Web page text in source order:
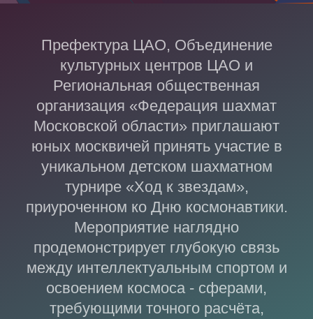
Префектура ЦАО, Объединение
культурных центров ЦАО и
Региональная общественная
организация «Федерация шахмат
Московской области» приглашают
юных москвичей принять участие в
уникальном детском шахматном
турнире «Ход к звездам»,
приуроченном ко Дню космонавтики.
Мероприятие наглядно
продемонстрирует глубокую связь
между интеллектуальным спортом и
освоением космоса - сферами,
требующими точного расчёта,